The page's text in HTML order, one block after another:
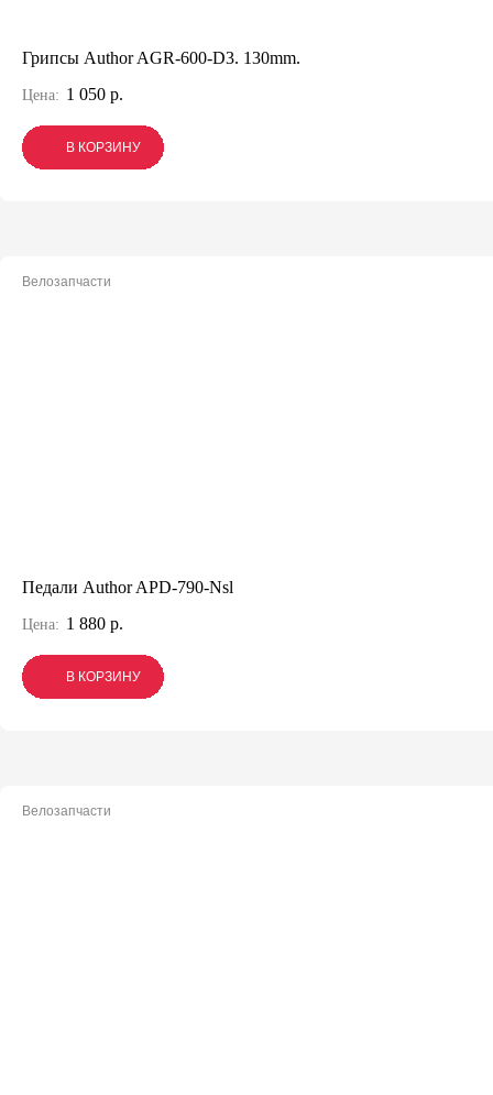
Грипсы Author AGR-600-D3. 130mm.
Цена: 1 050 р.
В КОРЗИНУ
В КОРЗИНУ
В КОРЗИНУ
Велозапчасти
Педали Author APD-790-Nsl
Цена: 1 880 р.
В КОРЗИНУ
В КОРЗИНУ
В КОРЗИНУ
Велозапчасти